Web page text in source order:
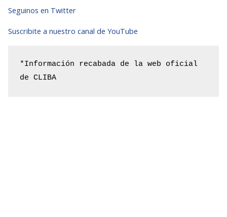
Seguinos en Twitter
Suscribite a nuestro canal de YouTube
*Información recabada de la web oficial
de CLIBA